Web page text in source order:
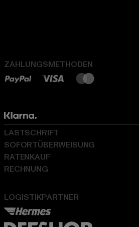
ZAHLUNGSMETHODEN
LOGISTIKPARTNER
LASTSCHRIFT
SOFORTÜBERWEISUNG
RATENKAUF
RECHNUNG